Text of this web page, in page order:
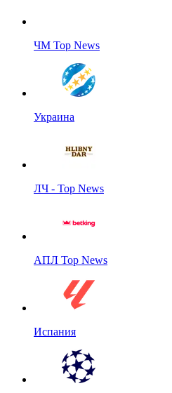
ЧМ Top News
Украина
ЛЧ - Top News
АПЛ Top News
Испания